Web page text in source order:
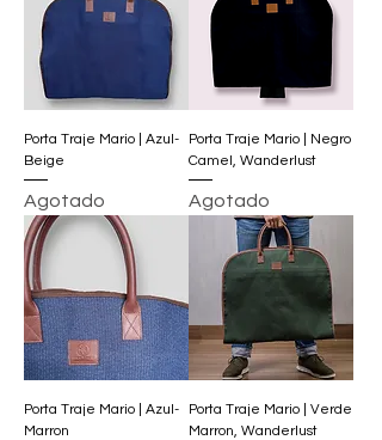
Porta Traje Mario | Azul-
Beige
Agotado
Porta Traje Mario | Negro
Camel, Wanderlust
Agotado
Porta Traje Mario | Azul-
Marron
Porta Traje Mario | Verde
Marron, Wanderlust